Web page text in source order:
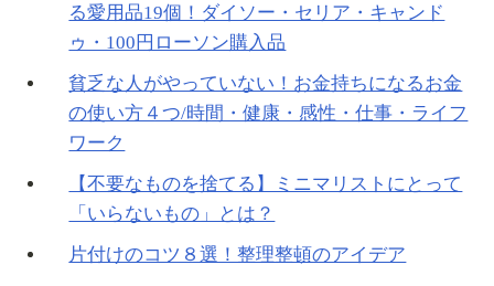
る愛用品19個！ダイソー・セリア・キャンド
ゥ・100円ローソン購入品
貧乏な人がやっていない！お金持ちになるお金
の使い方４つ/時間・健康・感性・仕事・ライフ
ワーク
【不要なものを捨てる】ミニマリストにとって
「いらないもの」とは？
片付けのコツ８選！整理整頓のアイデア